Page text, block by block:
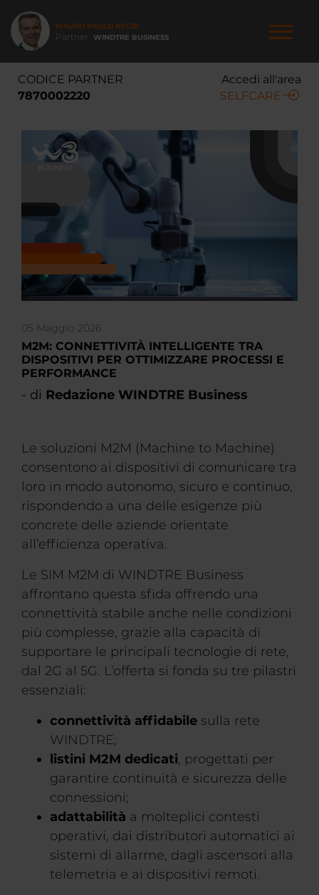
contenuto
principale
MAURO PAOLO NEGRI
Partner WINDTRE BUSINESS
CODICE PARTNER
7870002220
Accedi all'area
SELFCARE
NAVIGAZIONE
PRINCIPALE
05 Maggio 2026
M2M: CONNETTIVITÀ INTELLIGENTE TRA
DISPOSITIVI PER OTTIMIZZARE PROCESSI E
PERFORMANCE
- di Redazione WINDTRE Business
Le soluzioni M2M (Machine to Machine)
consentono ai dispositivi di comunicare tra
loro in modo autonomo, sicuro e continuo,
rispondendo a una delle esigenze più
concrete delle aziende orientate
all’efficienza operativa.
Le SIM M2M di WINDTRE Business
affrontano questa sfida offrendo una
connettività stabile anche nelle condizioni
più complesse, grazie alla capacità di
supportare le principali tecnologie di rete,
dal 2G al 5G. L’offerta si fonda su tre pilastri
essenziali:
connettività affidabile sulla rete
WINDTRE;
listini M2M dedicati, progettati per
garantire continuità e sicurezza delle
connessioni;
adattabilità a molteplici contesti
operativi, dai distributori automatici ai
sistemi di allarme, dagli ascensori alla
telemetria e ai dispositivi remoti.